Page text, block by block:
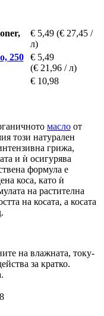
€ 5,49 (€ 27,45 /
л)
250
€ 5,49
(€ 21,96 / л)
€ 10,98
масло от
този натурален
грижа,
и ѝ осигурява
формула е
коса, като ѝ
на растителна
на косата, а косата
на влажната, току-
за кратко.